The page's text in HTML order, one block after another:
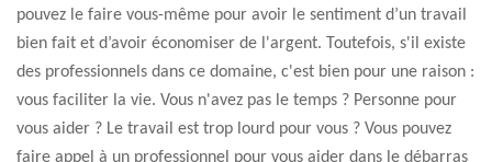
pouvez le faire vous-même pour avoir le sentiment d’un travail
bien fait et d’avoir économiser de l'argent. Toutefois, s'il existe
des professionnels dans ce domaine, c'est bien pour une raison :
vous faciliter la vie. Vous n'avez pas le temps ? Personne pour
vous aider ? Le travail est trop lourd pour vous ? Vous pouvez
faire appel à un professionnel pour vous aider dans le débarras